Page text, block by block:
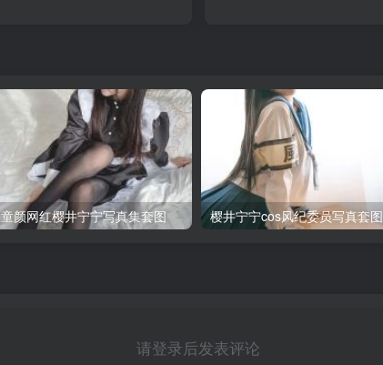
童颜网红樱井宁宁写真集套图 樱井宁宁cos风纪委员写真套图
请登录后发表评论